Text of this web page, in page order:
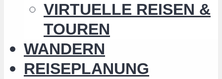
VIRTUELLE REISEN &
TOUREN
WANDERN
REISEPLANUNG